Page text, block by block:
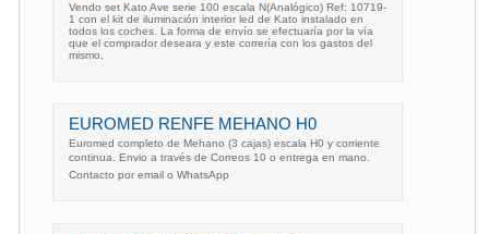
Vendo set Kato Ave serie 100 escala N(Analógico) Ref: 10719-
1 con el kit de iluminación interior led de Kato instalado en
todos los coches. La forma de envío se efectuaría por la vía
que el comprador deseara y este correría con los gastos del
mismo,
EUROMED RENFE MEHANO H0
Euromed completo de Mehano (3 cajas) escala H0 y corriente
continua. Envio a través de Correos 10 o entrega en mano.
Contacto por email o WhatsApp